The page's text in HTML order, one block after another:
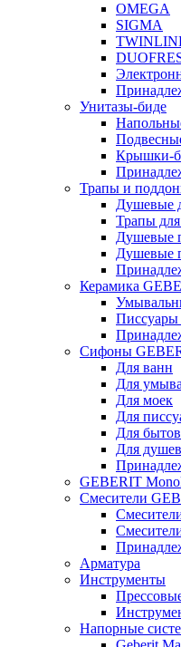
OMEGA
SIGMA
Унитазы-биде
Крышки-
Трапы и
Душевые
Трапы
Душевые
Душевые
Керамика
Писсуары
Сифоны
Для ванн
Для
Для моек
Для
Для
Для
GEBERIT
Смесители
Арматура
Инструменты
Напорные